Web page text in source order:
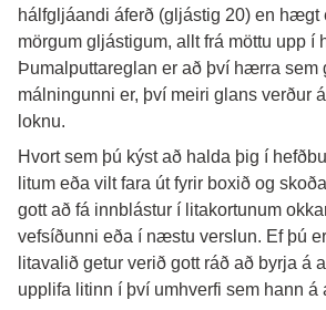
hálfgljáandi áferð (gljástig 20) en hægt
mörgum gljástigum, allt frá möttu upp í
Þumalputtareglan er að því hærra sem
málningunni er, því meiri glans verður
loknu.
Hvort sem þú kýst að halda þig í
litum eða vilt fara út fyrir boxið og
gott að fá innblástur í litakortunum
vefsíðunni eða í næstu verslun. Ef þú
litavalið getur verið gott ráð að byrja á
upplifa litinn í því umhverfi sem hann á